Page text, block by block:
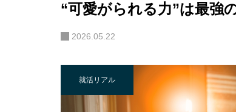
“可愛がられる力”は最強
2026.05.22
就活リアル